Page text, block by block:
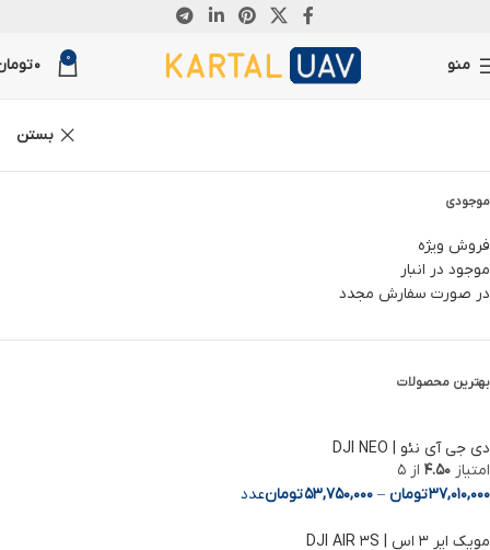
منو 0
0
بستن
موجودی
فروش ویژه
موجود در انبار
در صورت سفارش مجدد
بهترین محصولات
دی جی آی نئو | DJI NEO
امتیاز 4.50 از 5
37,010,000تومان –
53,750,000تومانعدد
مویک ایر 3 اس | DJI AIR 3S